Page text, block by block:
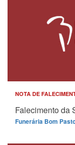
NOTA DE
Falecimento da
Funerária Bom